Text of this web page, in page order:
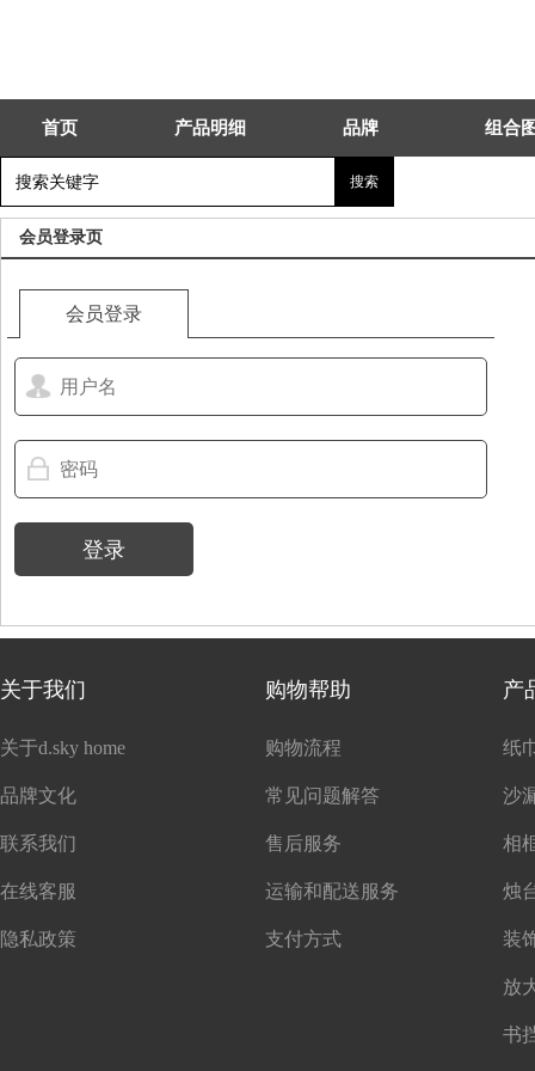
首页 产品明细 品牌 组合
会员登录页
会员登录
登录
关于我们
关于d.sky home
品牌文化
联系我们
在线客服
隐私政策
购物帮助
购物流程
常见问题解答
售后服务
运输和配送服务
支付方式
产
纸
沙
书